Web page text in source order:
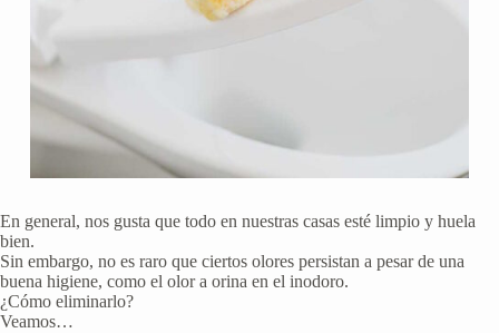
En general, nos gusta que todo en nuestras casas esté limpio y huela
bien.
Sin embargo, no es raro que ciertos olores persistan a pesar de una
buena higiene, como el olor a orina en el inodoro.
¿Cómo eliminarlo?
Veamos…